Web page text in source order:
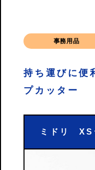
事務用品
持ち運びに便
プカッター
ミドリ XS